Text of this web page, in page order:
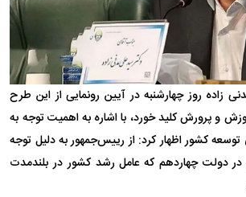
زاده روز چهارشنبه در آیین رونمایی از این طرح
و پرورش کلید خورد، با اشاره به اهمیت توجه به
توسعه کشور اظهار کرد: از رییس‌جمهور به دلیل توجه
دولت چهاردهم که عامل رشد کشور در بلندمدت